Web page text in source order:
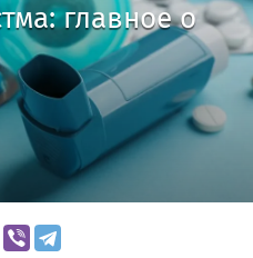
главное о